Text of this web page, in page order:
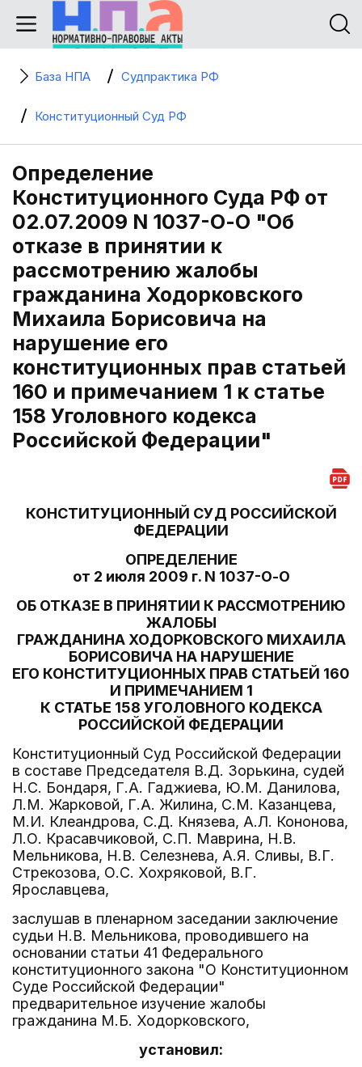
База НПА Судпрактика РФ
Конституционный Суд РФ
Определение
Конституционного Суда РФ от
02.07.2009 N 1037-О-О "Об
отказе в принятии к
рассмотрению жалобы
гражданина Ходорковского
Михаила Борисовича на
нарушение его
конституционных прав статьей
160 и примечанием 1 к статье
158 Уголовного кодекса
Российской Федерации"
КОНСТИТУЦИОННЫЙ СУД РОССИЙСКОЙ
ФЕДЕРАЦИИ
ОПРЕДЕЛЕНИЕ
от 2 июля 2009 г. N 1037-О-О
ОБ ОТКАЗЕ В ПРИНЯТИИ К РАССМОТРЕНИЮ
ЖАЛОБЫ
ГРАЖДАНИНА ХОДОРКОВСКОГО МИХАИЛА
БОРИСОВИЧА НА НАРУШЕНИЕ
ЕГО КОНСТИТУЦИОННЫХ ПРАВ СТАТЬЕЙ 160
И ПРИМЕЧАНИЕМ 1
К СТАТЬЕ 158 УГОЛОВНОГО КОДЕКСА
РОССИЙСКОЙ ФЕДЕРАЦИИ
Конституционный Суд Российской Федерации
в составе Председателя В.Д. Зорькина, судей
Н.С. Бондаря, Г.А. Гаджиева, Ю.М. Данилова,
Л.М. Жарковой, Г.А. Жилина, С.М. Казанцева,
М.И. Клеандрова, С.Д. Князева, А.Л. Кононова,
Л.О. Красавчиковой, С.П. Маврина, Н.В.
Мельникова, Н.В. Селезнева, А.Я. Сливы, В.Г.
Стрекозова, О.С. Хохряковой, В.Г.
Ярославцева,
заслушав в пленарном заседании заключение
судьи Н.В. Мельникова, проводившего на
основании статьи 41 Федерального
конституционного закона "О Конституционном
Суде Российской Федерации"
предварительное изучение жалобы
гражданина М.Б. Ходорковского,
установил: